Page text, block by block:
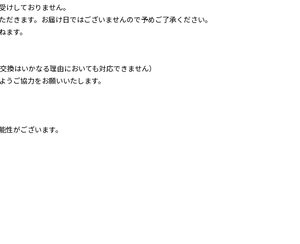
しておりません。
きます。お届け日ではございませんので予めご了承ください。
ます。
換はいかなる理由においても対応できません）
ご協力をお願いいたします。
がございます。